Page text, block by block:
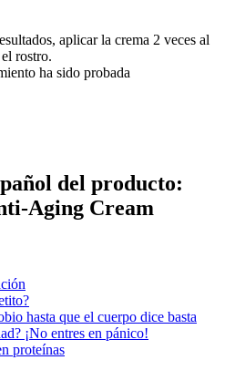
aplicar la crema 2 veces al
rostro.
ha sido probada
del producto:
Aging Cream
hasta que el cuerpo dice basta
¡No entres en pánico!
proteínas